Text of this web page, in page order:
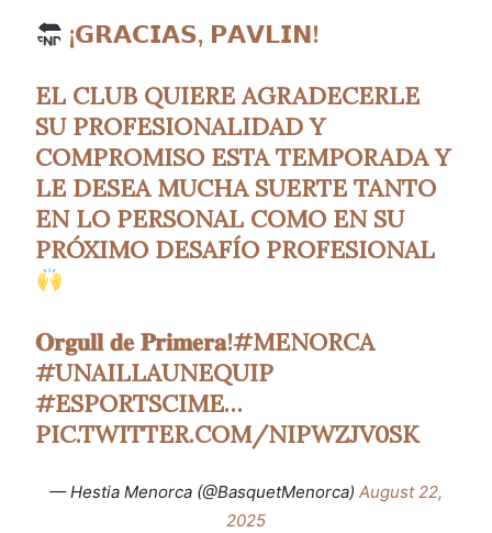
¡𝗚𝗥𝗔𝗖𝗜𝗔𝗦, 𝗣𝗔𝗩𝗟𝗜𝗡!
EL CLUB QUIERE AGRADECERLE
SU PROFESIONALIDAD Y
COMPROMISO ESTA TEMPORADA Y
LE DESEA MUCHA SUERTE TANTO
EN LO PERSONAL COMO EN SU
PRÓXIMO DESAFÍO PROFESIONAL
𝐎𝐫𝐠𝐮𝐥𝐥 𝐝𝐞 𝐏𝐫𝐢𝐦𝐞𝐫𝐚!#MENORCA
#UNAILLAUNEQUIP
#ESPORTSCIME…
PIC.TWITTER.COM/NIPWZJV0SK
— Hestia Menorca (@BasquetMenorca) August 22,
2025